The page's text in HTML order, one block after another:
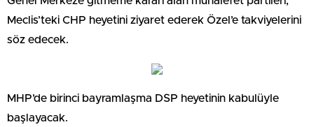
Meclis’teki CHP heyetini ziyaret ederek Özel’e takviyelerini
söz edecek.
MHP’de birinci bayramlaşma DSP heyetinin kabulüyle
başlayacak.